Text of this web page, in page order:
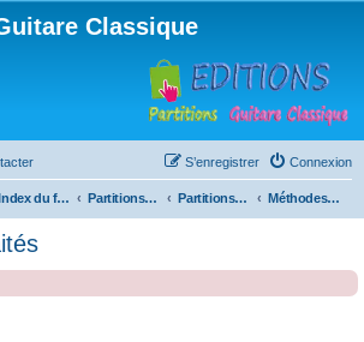
Classique
Connexion
S’enregistrer
Index du forum Partitions pour guitare en libre téléchargement Partitions classées par compositeur Méthodes et traités